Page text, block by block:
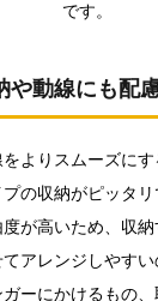
です。
や動線にも配
よりスムーズに
プの収納がピッタリ
が高いため、収
アレンジしやすい
ーにかけるもの